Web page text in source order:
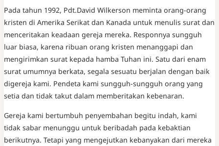
Pada tahun 1992, Pdt.David Wilkerson meminta orang-orang
kristen di Amerika Serikat dan Kanada untuk menulis surat dan
menceritakan keadaan gereja mereka. Responnya sungguh
luar biasa, karena ribuan orang kristen menanggapi dan
mengirimkan surat kepada hamba Tuhan ini. Satu dari enam
surat umumnya berkata, segala sesuatu berjalan dengan baik
digereja kami. Pendeta kami sungguh-sungguh orang yang
setia dan tidak takut dalam memberitakan kebenaran.
Gereja kami bertumbuh penyembahan begitu indah, kami
tidak sabar menunggu untuk beribadah pada kebaktian
berikutnya. Tetapi yang mengejutkan kebanyakan dari mereka